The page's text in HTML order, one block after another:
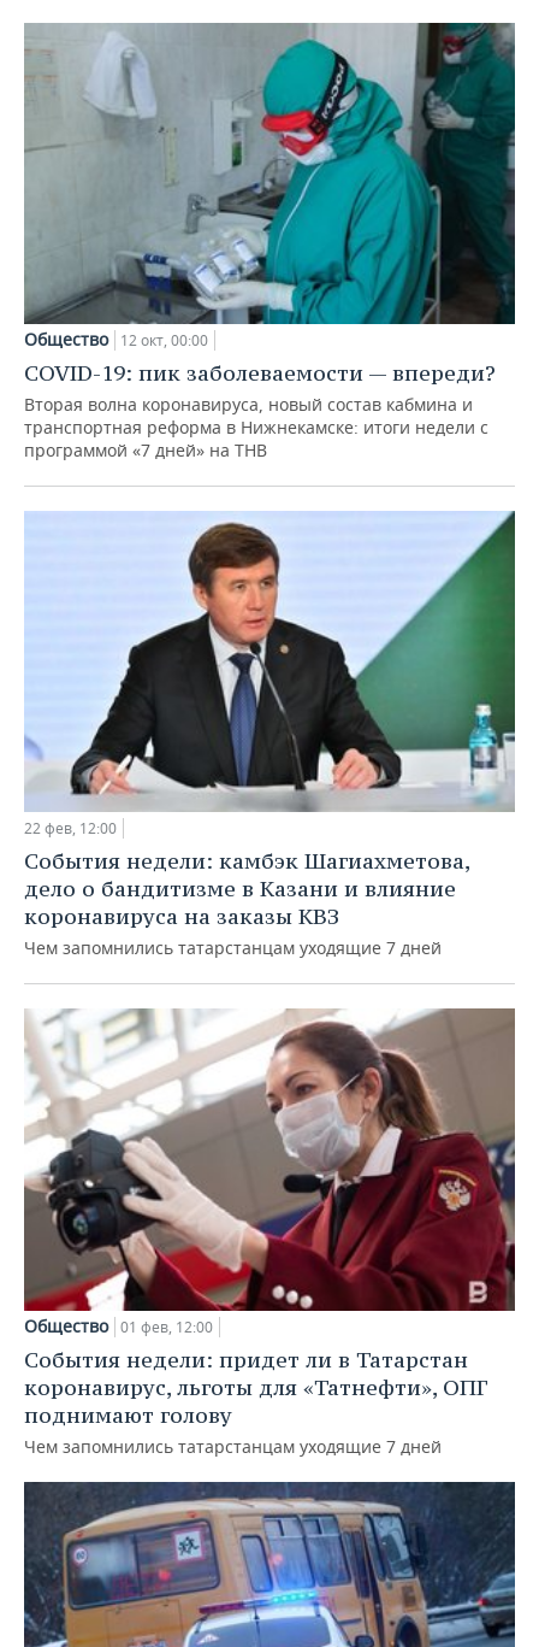
Общество 12 окт, 00:00
COVID-19: пик заболеваемости — впереди?
Вторая волна коронавируса, новый состав кабмина и
транспортная реформа в Нижнекамске: итоги недели с
программой «7 дней» на ТНВ
22 фев, 12:00
События недели: камбэк Шагиахметова,
дело о бандитизме в Казани и влияние
коронавируса на заказы КВЗ
Чем запомнились татарстанцам уходящие 7 дней
Общество 01 фев, 12:00
События недели: придет ли в Татарстан
коронавирус, льготы для «Татнефти», ОПГ
поднимают голову
Чем запомнились татарстанцам уходящие 7 дней